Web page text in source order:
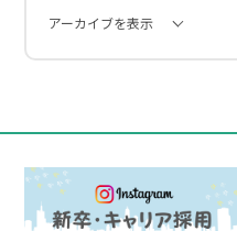
アーカイブを表示